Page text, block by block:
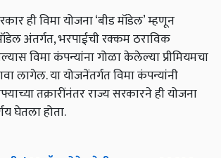
ही विमा योजना ‘बीड मॉडेल’ म्हणून
अंतर्गत, भरपाईची रक्कम ठराविक
विमा कंपन्यांना गोळा केलेल्या प्रीमियमचा
लागेल. या योजनेंतर्गत विमा कंपन्यांनी
तक्रारींनंतर राज्य सरकारने ही योजना
घेतला होता.